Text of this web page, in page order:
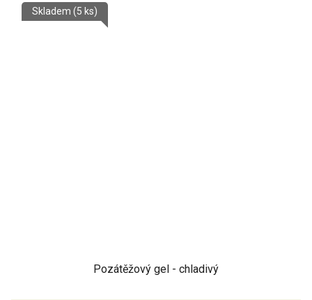
Pozátěžový gel - chladivý
Skladem (5 ks)